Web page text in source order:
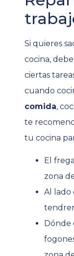
Si quieres
cocina,
ciertas
cuando
comida,
te
tu cocina
El
zona
Al lado
Dónde